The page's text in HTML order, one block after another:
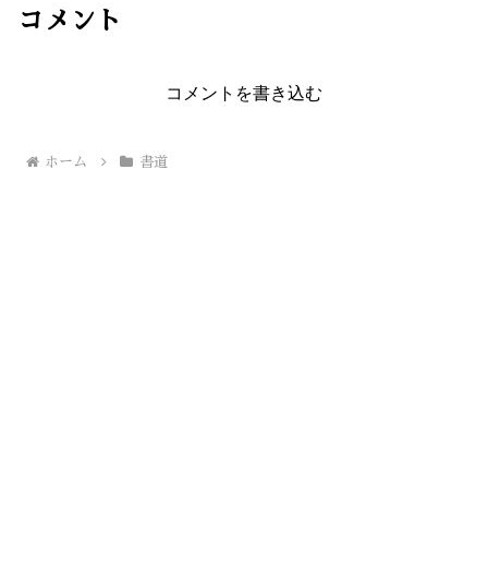
コメント
コメントを書き込む
ホーム 書道